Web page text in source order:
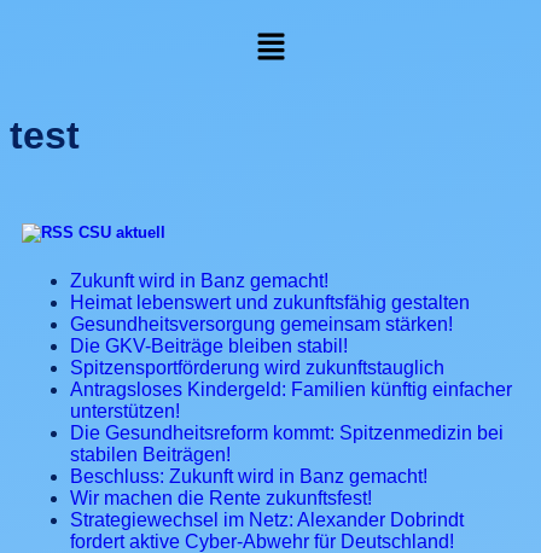
test
CSU aktuell
Zukunft wird in Banz gemacht!
Heimat lebenswert und zukunftsfähig gestalten
Gesundheitsversorgung gemeinsam stärken!
Die GKV-Beiträge bleiben stabil!
Spitzensportförderung wird zukunftstauglich
Antragsloses Kindergeld: Familien künftig einfacher
unterstützen!
Die Gesundheitsreform kommt: Spitzenmedizin bei
stabilen Beiträgen!
Beschluss: Zukunft wird in Banz gemacht!
Wir machen die Rente zukunftsfest!
Strategiewechsel im Netz: Alexander Dobrindt
fordert aktive Cyber-Abwehr für Deutschland!